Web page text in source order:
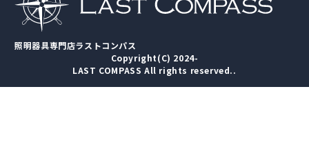
照明器具専門店ラストコンパス
Copyright(C) 2024-
LAST COMPASS All rights reserved..